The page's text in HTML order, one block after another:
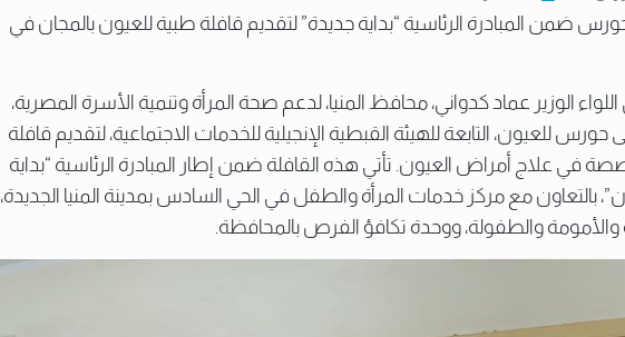
ضمن المبادرة الرئاسية “بداية جديدة” لتقديم قافلة طبية للعيون بالمجان في
الوزير عماد كدواني، محافظ المنيا، لدعم صحة المرأة وتنمية الأسرة المصرية،
للعيون، التابعة للهيئة القبطية الإنجيلية للخدمات الاجتماعية، لتقديم قافلة
في علاج أمراض العيون. تأتي هذه القافلة ضمن إطار المبادرة الرئاسية “بداية
بالتعاون مع مركز خدمات المرأة والطفل في الحي السادس بمدينة المنيا الجديدة،
والأمومة والطفولة، ووحدة تكافؤ الفرص بالمحافظة.